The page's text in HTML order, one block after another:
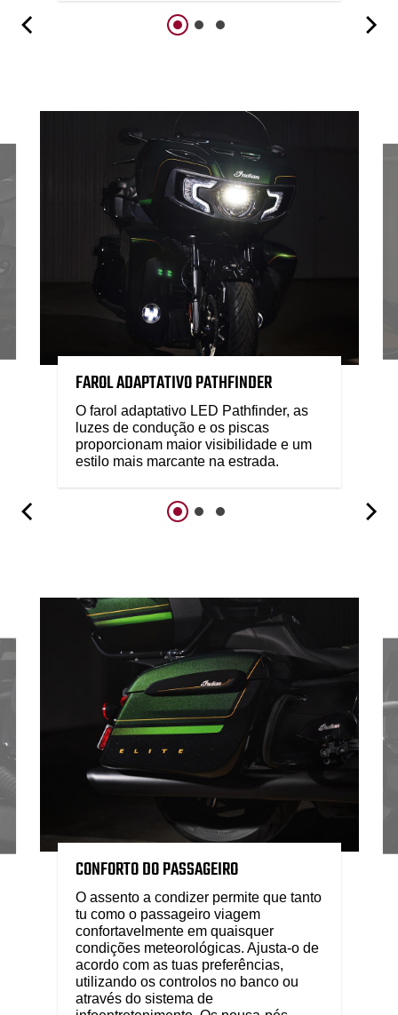
FAROL ADAPTATIVO PATHFINDER
O farol adaptativo LED Pathfinder, as
luzes de condução e os piscas
proporcionam maior visibilidade e um
estilo mais marcante na estrada.
CONFORTO DO PASSAGEIRO
O assento a condizer permite que tanto
tu como o passageiro viagem
confortavelmente em quaisquer
condições meteorológicas. Ajusta-o de
acordo com as tuas preferências,
utilizando os controlos no banco ou
através do sistema de